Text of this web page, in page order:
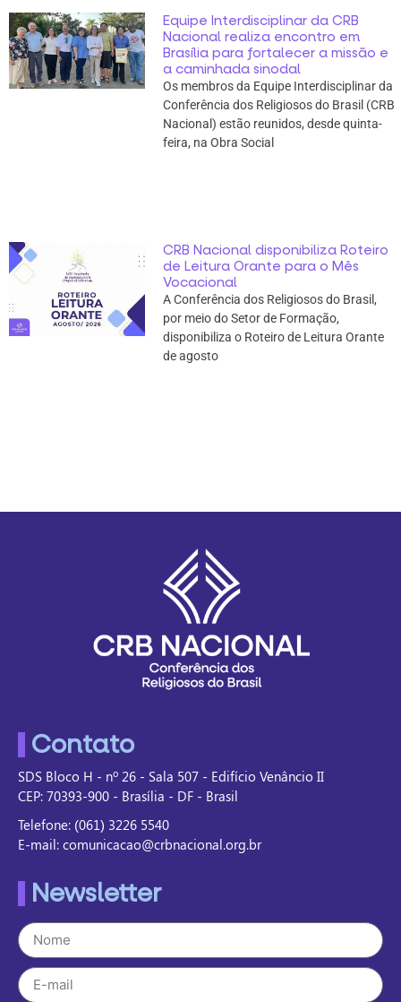
Equipe Interdisciplinar da CRB
Nacional realiza encontro em
Brasília para fortalecer a missão e
a caminhada sinodal
Os membros da Equipe Interdisciplinar da
Conferência dos Religiosos do Brasil (CRB
Nacional) estão reunidos, desde quinta-
feira, na Obra Social
CRB Nacional disponibiliza Roteiro
de Leitura Orante para o Mês
Vocacional
A Conferência dos Religiosos do Brasil,
por meio do Setor de Formação,
disponibiliza o Roteiro de Leitura Orante
de agosto
Contato
SDS Bloco H - nº 26 - Sala 507 - Edifício Venâncio II
CEP: 70393-900 - Brasília - DF - Brasil
Telefone: (061) 3226 5540
E-mail: comunicacao@crbnacional.org.br
Newsletter